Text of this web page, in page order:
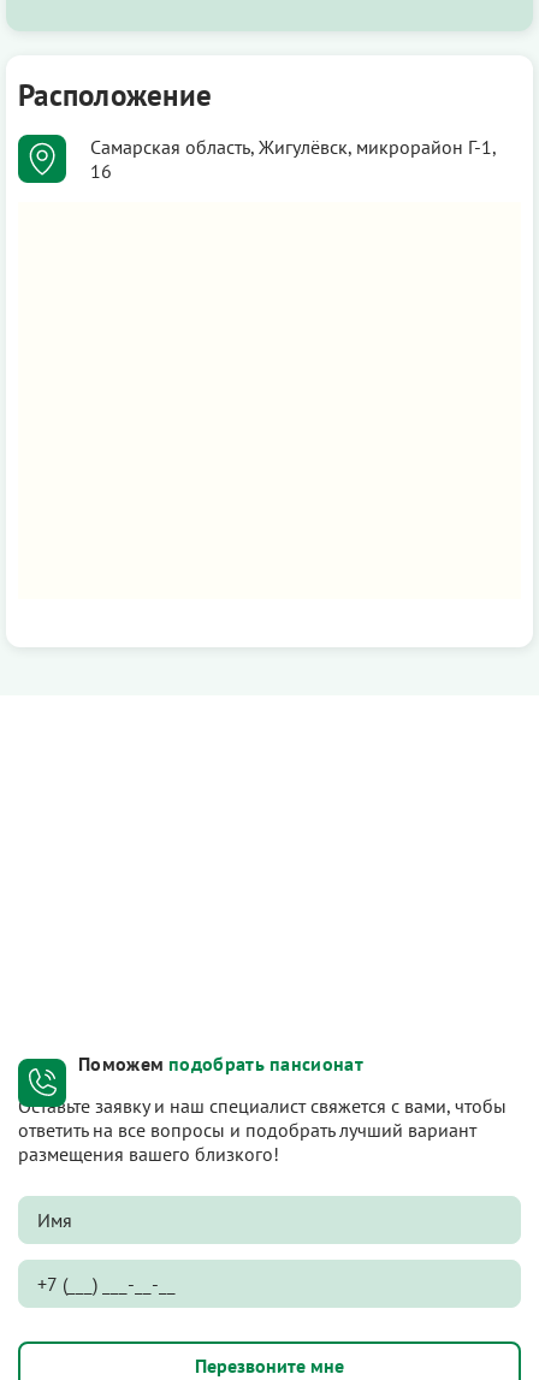
Расположение
Самарская область, Жигулёвск, микрорайон Г-1,
16
Поможем подобрать пансионат
Оставьте заявку и наш специалист свяжется с вами, чтобы
ответить на все вопросы и подобрать лучший вариант
размещения вашего близкого!